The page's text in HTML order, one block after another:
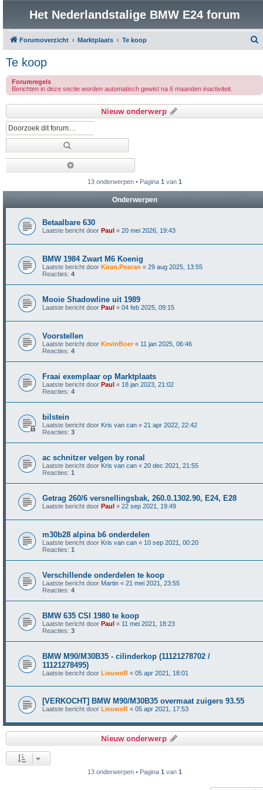
Het Nederlandstalige BMW E24 forum
Forumoverzicht Marktplaats Te koop
Te koop
Forumregels
Berichten in deze sectie worden automatisch gewist na 6 maanden inactiviteit.
Nieuw onderwerp
13 onderwerpen • Pagina 1 van 1
Onderwerpen
Betaalbare 630
Laatste bericht door Paul « 20 mei 2026, 19:43
BMW 1984 Zwart M6 Koenig
Laatste bericht door Kiran.Poeran « 29 aug 2025, 13:55
Reacties: 4
Mooie Shadowline uit 1989
Laatste bericht door Paul « 04 feb 2025, 09:15
Voorstellen
Laatste bericht door KevinBoer« 11 jan 2025, 06:46
Reacties: 4
Fraai exemplaar op Marktplaats
Laatste bericht door Paul « 18 jan 2023, 21:02
Reacties: 4
bilstein
Laatste bericht door Kris van can « 21 apr 2022, 22:42
Reacties: 3
ac schnitzer velgen by ronal
Laatste bericht door Kris van can « 20 dec 2021, 21:55
Reacties: 1
Getrag 260/6 versnellingsbak, 260.0.1302.90, E24, E28
Laatste bericht door Paul « 22 sep 2021, 19:49
m30b28 alpina b6 onderdelen
Laatste bericht door Kris van can « 10 sep 2021, 00:20
Reacties: 1
Verschillende onderdelen te koop
Laatste bericht door Martin « 21 mei 2021, 23:55
Reacties: 4
BMW 635 CSI 1980 te koop
Laatste bericht door Paul « 11 mei 2021, 18:23
Reacties: 3
BMW M90/M30B35 - cilinderkop (11121278702 /
11121278495)
Laatste bericht door LieuweR « 05 apr 2021, 18:01
[VERKOCHT] BMW M90/M30B35 overmaat zuigers 93.55
Laatste bericht door LieuweR « 05 apr 2021, 17:53
Nieuw onderwerp
13 onderwerpen • Pagina 1 van 1